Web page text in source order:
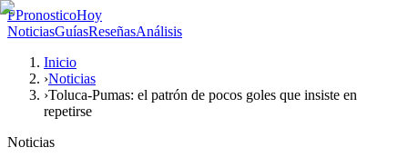
PPronosticoHoy
NoticiasGuíasReseñasAnálisis
Inicio
›Noticias
›Toluca-Pumas: el patrón de pocos goles que insiste en
repetirse
Noticias